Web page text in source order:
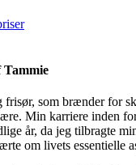
Tammie
frisør, som brænder for
Min karriere inden
år, da jeg tilbragte
om livets essentielle